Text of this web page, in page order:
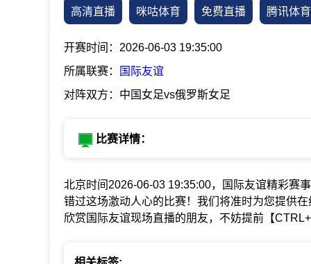
高清直播 咪咕体育 免费直播 腾讯体育
开赛时间：2026-06-03 19:35:00
所属联赛：
国际友谊
对阵双方：中国女足vs俄罗斯女足
比赛详情：
北京时间2026-06-03 19:35:00，国际友谊精彩赛
错过这场激动人心的比赛！我们将准时为您提供
欣赏国际友谊现场直播的朋友，不妨提前【